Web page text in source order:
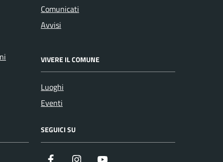
Comunicati
Avvisi
VIVERE IL COMUNE
Luoghi
Eventi
SEGUICI SU